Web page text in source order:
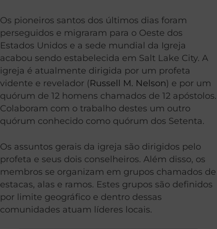
Os pioneiros santos dos últimos dias foram
perseguidos e migraram para o Oeste dos
Estados Unidos e a sede mundial da Igreja
acabou sendo estabelecida em Salt Lake City. A
igreja é atualmente dirigida por um profeta
vidente e revelador (Russell M. Nelson) e por um
quórum de 12 homens chamados de 12 apóstolos.
Colaboram com o trabalho destes um outro
quórum conhecido como quórum dos Setenta.
Os assuntos gerais da igreja são dirigidos pelo
profeta e seus dois conselheiros. Além disso, os
membros se organizam em grupos chamados de
estacas, alas e ramos. Estes grupos são definidos
por limite geográfico e dentro dessas
comunidades atuam líderes locais.